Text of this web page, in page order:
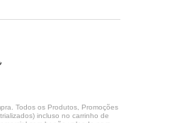
Todos os Produtos, Promoções
incluso no carrinho de